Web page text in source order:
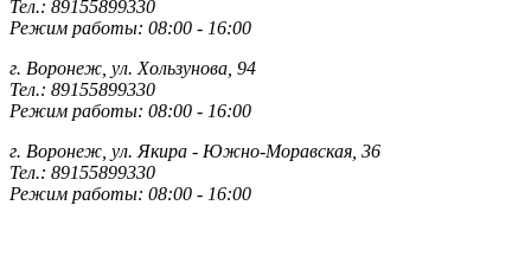
Тел.: 89155899330
Режим работы: 08:00 - 16:00
г. Воронеж, ул. Хользунова, 94
Тел.: 89155899330
Режим работы: 08:00 - 16:00
г. Воронеж, ул. Якира - Южно-Моравская, 36
Тел.: 89155899330
Режим работы: 08:00 - 16:00